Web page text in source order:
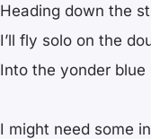
Heading down the
I’ll fly solo on the
Into the yonder blue
I might need some